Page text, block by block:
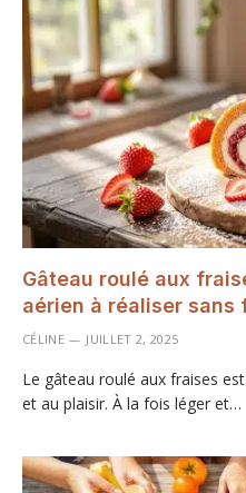
Gâteau roulé aux
aérien à réaliser sans
CÉLINE JUILLET 2, 2025
Le gâteau roulé aux fraises
et au plaisir. À la fois léger et…